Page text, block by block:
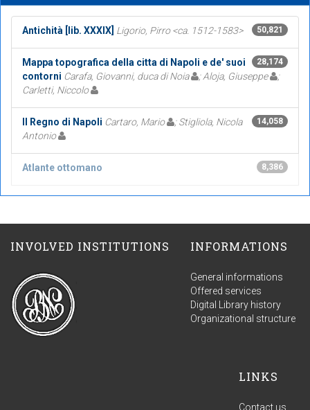
50,821
Antichità [lib. XXXIX] Ligorio, Pirro <ca. 1512-1583>
28,174
Mappa topografica della citta di Napoli e de' suoi
contorni Carafa, Giovanni, duca di Noia ; Aloja, Giuseppe
;
Carletti, Niccolo
14,058
Il Regno di Napoli Cartaro, Mario
; Stigliola, Nicola
Antonio
8,386
Atlante ottomano
INVOLVED INSTITUTIONS INFORMATIONS
General informations
Offered services
Digital Library history
Organizational structure
LINKS
Contact us